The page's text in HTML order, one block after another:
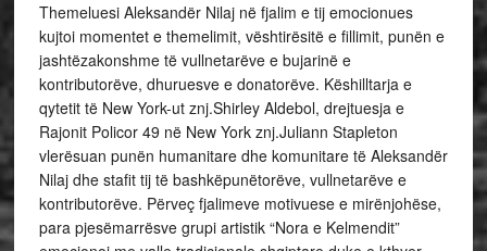
Themeluesi Aleksandër Nilaj në fjalim e tij emocionues
kujtoi momentet e themelimit, vështirësitë e fillimit, punën e
jashtëzakonshme të vullnetarëve e bujarinë e
kontributorëve, dhuruesve e donatorëve. Këshilltarja e
qytetit të New York-ut znj.Shirley Aldebol, drejtuesja e
Rajonit Policor 49 në New York znj.Juliann Stapleton
vlerësuan punën humanitare dhe komunitare të Aleksandër
Nilaj dhe stafit tij të bashkëpunëtorëve, vullnetarëve e
kontributorëve. Përveç fjalimeve motivuese e mirënjohëse,
para pjesëmarrësve grupi artistik “Nora e Kelmendit”